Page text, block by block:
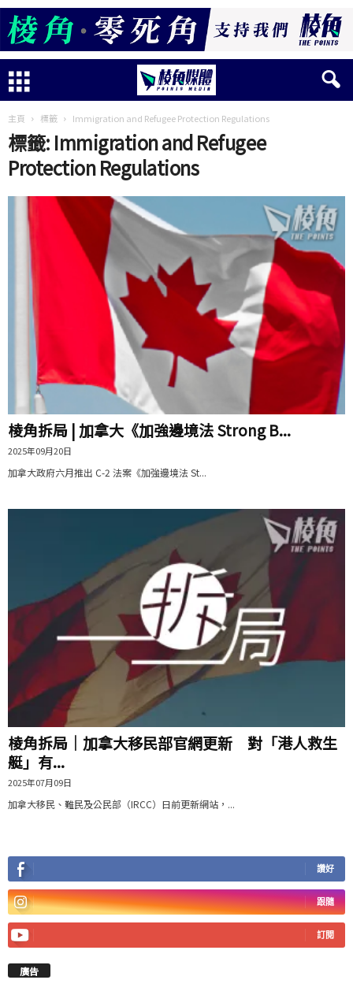
主頁 標籤 Immigration and Refugee Protection Regulations
標籤: Immigration and Refugee
Protection Regulations
棱角拆局 | 加拿大《加強邊境法 Strong B...
2025年09月20日
加拿大政府六月推出 C-2 法案《加強邊境法 St...
棱角拆局｜加拿大移民部官網更新 對「港人救生
艇」有...
2025年07月09日
加拿大移民、難民及公民部（IRCC）日前更新網站，...
讚好
跟隨
訂閱
廣告